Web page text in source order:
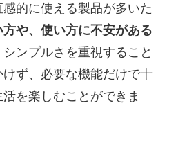
的に使える製品が多いた
や、使い方に不安がある
シンプルさを重視すること
ず、必要な機能だけで十
を楽しむことができま